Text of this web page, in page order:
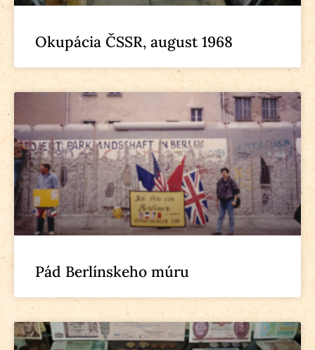
Okupácia ČSSR, august 1968
Pád Berlínskeho múru